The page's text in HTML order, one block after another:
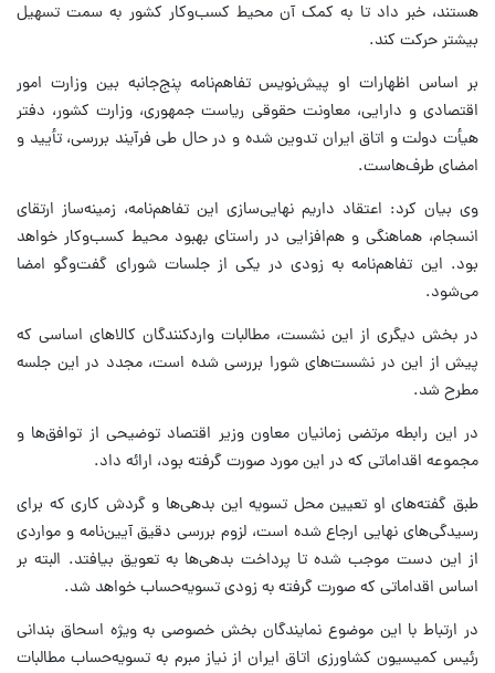
هستند، خبر داد تا به کمک آن محیط کسب‌وکار کشور به سمت تسهیل
بیشتر حرکت کند.
بر اساس اظهارات او پیش‌نویس تفاهم‌نامه پنج‌جانبه بین وزارت امور
اقتصادی و دارایی، معاونت حقوقی ریاست جمهوری، وزارت کشور، دفتر
هیأت دولت و اتاق ایران تدوین شده و در حال طی فرآیند بررسی، تأیید و
امضای طرف‌هاست.
وی بیان کرد: اعتقاد داریم نهایی‌سازی این تفاهم‌نامه، زمینه‌ساز ارتقای
انسجام، هماهنگی و هم‌افزایی در راستای بهبود محیط کسب‌وکار خواهد
بود. این تفاهم‌نامه به زودی در یکی از جلسات شورای گفت‌وگو امضا
می‌شود.
در بخش دیگری از این نشست، مطالبات واردکنندگان کالاهای اساسی که
پیش از این در نشست‌های شورا بررسی شده است، مجدد در این جلسه
مطرح شد.
در این رابطه مرتضی زمانیان معاون وزیر اقتصاد توضیحی از توافق‌ها و
مجموعه اقداماتی که در این مورد صورت گرفته بود، ارائه داد.
طبق گفته‌های او تعیین محل تسویه این بدهی‌ها و گردش کاری که برای
رسیدگی‌های نهایی ارجاع شده است، لزوم بررسی دقیق آیین‌نامه و مواردی
از این دست موجب شده تا پرداخت بدهی‌ها به تعویق بیافتد. البته بر
اساس اقداماتی که صورت گرفته به زودی تسویه‌حساب خواهد شد.
در ارتباط با این موضوع نمایندگان بخش خصوصی به ویژه اسحاق بندانی
رئیس کمیسیون کشاورزی اتاق ایران از نیاز مبرم به تسویه‌حساب مطالبات